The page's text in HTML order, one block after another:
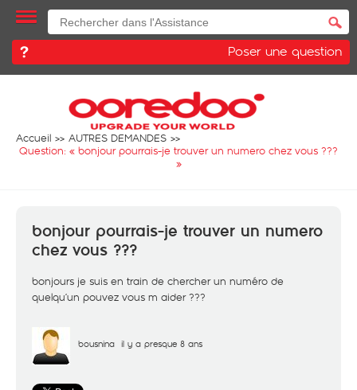
Poser une question
Accueil
AUTRES DEMANDES
Question: « bonjour pourrais-je trouver un numero chez vous ???
»
bonjour pourrais-je trouver un numero
chez vous ???
bonjours je suis en train de chercher un numéro de
quelqu’un pouvez vous m aider ???
bousnina il y a presque 8 ans